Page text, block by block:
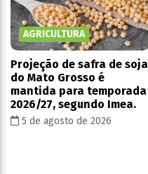
AGRICULTURA
Projeção de safra de soja
do Mato Grosso é
mantida para temporada
2026/27, segundo Imea.
5 de agosto de 2026